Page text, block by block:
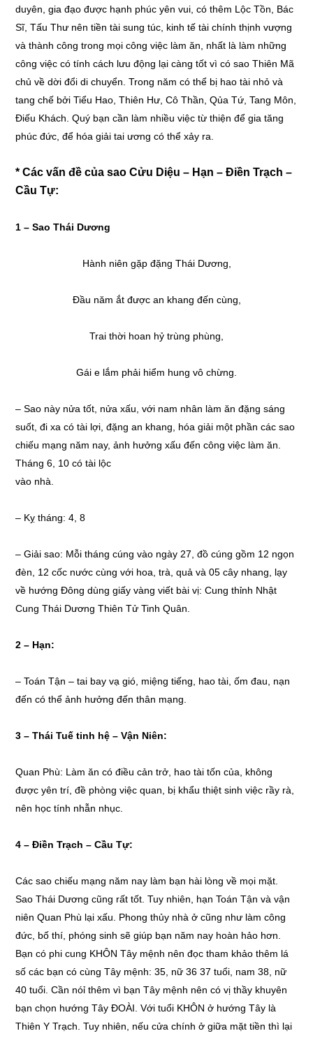
duyên, gia đạo được hạnh phúc yên vui, có thêm Lộc Tồn, Bác
Sĩ, Tấu Thư nên tiền tài sung túc, kinh tế tài chính thịnh vượng
và thành công trong mọi công việc làm ăn, nhất là làm những
công việc có tính cách lưu động lại càng tốt vì có sao Thiên Mã
chủ về dời đổi di chuyển. Trong năm có thể bị hao tài nhỏ và
tang chế bởi Tiểu Hao, Thiên Hư, Cô Thần, Qủa Tứ, Tang Môn,
Điếu Khách. Quý bạn cần làm nhiều việc từ thiện để gia tăng
phúc đức, để hóa giải tai ương có thể xảy ra.
* Các vấn đề của sao Cửu Diệu – Hạn – Điền Trạch –
Cầu Tự:
1 – Sao Thái Dương
Hành niên gặp đặng Thái Dương,
Đầu năm ắt được an khang đến cùng,
Trai thời hoan hỷ trùng phùng,
Gái e lắm phải hiểm hung vô chừng.
– Sao này nửa tốt, nửa xấu, với nam nhân làm ăn đặng sáng
suốt, đi xa có tài lợi, đặng an khang, hóa giải một phần các sao
chiếu mạng năm nay, ảnh hưởng xấu đến công việc làm ăn.
Tháng 6, 10 có tài lộc
vào nhà.
– Kỵ tháng: 4, 8
– Giải sao: Mỗi tháng cúng vào ngày 27, đồ cúng gồm 12 ngọn
đèn, 12 cốc nước cùng với hoa, trà, quả và 05 cây nhang, lạy
về hướng Đông dùng giấy vàng viết bài vị: Cung thỉnh Nhật
Cung Thái Dương Thiên Tử Tinh Quân.
2 – Hạn:
– Toán Tận – tai bay vạ gió, miệng tiếng, hao tài, ốm đau, nạn
đến có thể ảnh hưởng đến thân mạng.
3 – Thái Tuế tinh hệ – Vận Niên:
Quan Phù: Làm ăn có điều cản trở, hao tài tốn của, không
được yên trí, đề phòng việc quan, bị khẩu thiệt sinh việc rầy rà,
nên học tính nhẫn nhục.
4 – Điền Trạch – Cầu Tự:
Các sao chiếu mạng năm nay làm bạn hài lòng về mọi mặt.
Sao Thái Dương cũng rất tốt. Tuy nhiên, hạn Toán Tận và vận
niên Quan Phù lại xấu. Phong thủy nhà ở cũng như làm công
đức, bố thí, phóng sinh sẽ giúp bạn năm nay hoàn hảo hơn.
Bạn có phi cung KHÔN Tây mệnh nên đọc tham khảo thêm lá
số các bạn có cùng Tây mệnh: 35, nữ 36 37 tuổi, nam 38, nữ
40 tuổi. Cần nóỉ thêm vì bạn Tây mệnh nên có vị thầy khuyên
bạn chọn hướng Tây ĐOÀI. Với tuổi KHÔN ở hướng Tây là
Thiên Y Trạch. Tuy nhiên, nếu cửa chính ở giữa mặt tiền thì lại